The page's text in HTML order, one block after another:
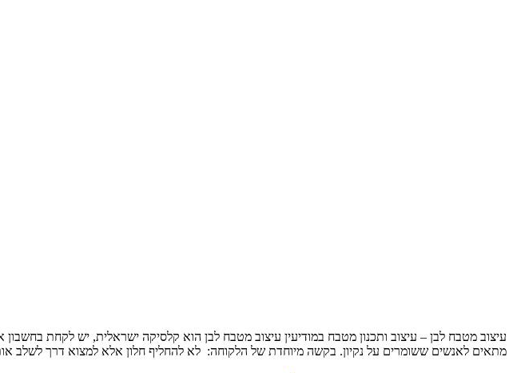
עיצוב מטבח לבן – עיצוב ותכנון מטבח במודיעין עיצוב מטבח לבן הוא קלסיקה ישראלית, יש לקחת
מתאים לאנשים ששומרים על נקיון. בקשה מיוחדת של הלקוחה: לא להחליף חלון אלא למצוא דרך לשלב